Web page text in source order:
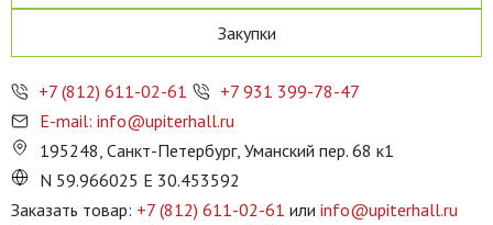
Закупки
+7 (812) 611-02-61
+7 931 399-78-47
E-mail: info@upiterhall.ru
195248, Санкт-Петербург, Уманский пер. 68 к1
N 59.966025 E 30.453592
Заказать товар: +7 (812) 611-02-61 или info@upiterhall.ru